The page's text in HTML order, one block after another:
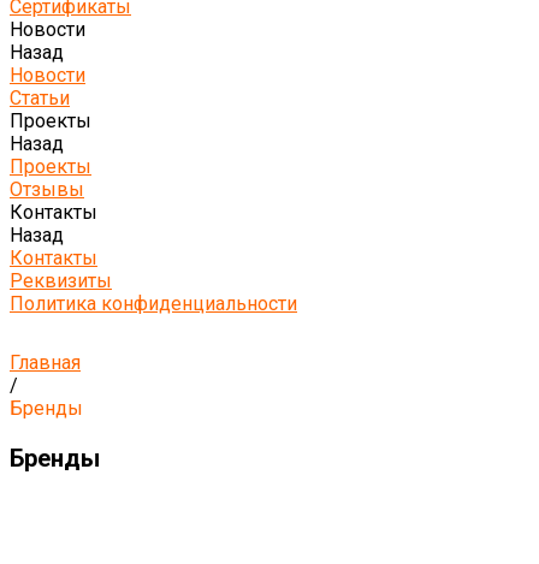
Сертификаты
Новости
Назад
Новости
Статьи
Проекты
Назад
Проекты
Отзывы
Контакты
Назад
Контакты
Реквизиты
Политика конфиденциальности
Главная
/
Бренды
Бренды